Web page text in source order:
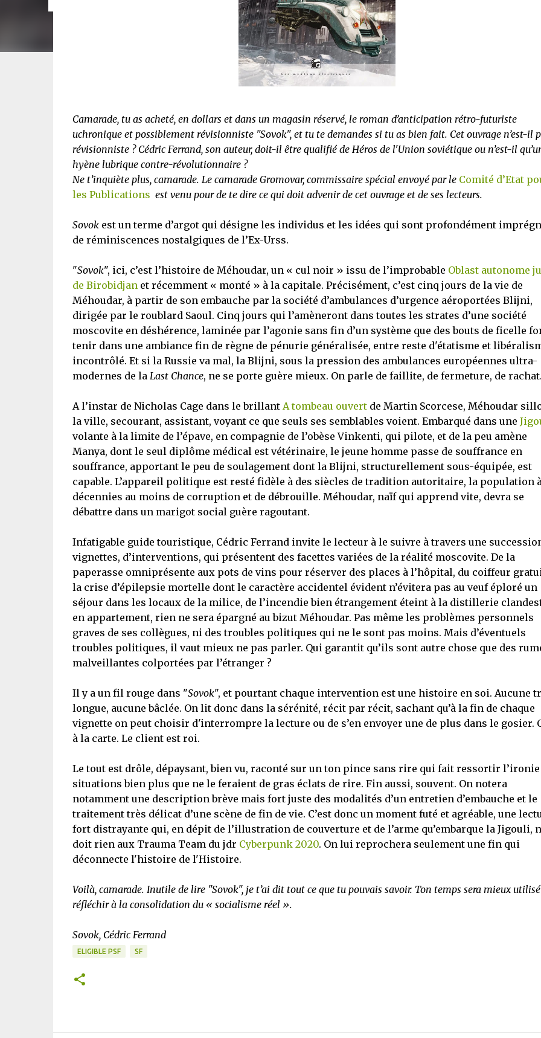
Camarade, tu as acheté, en dollars et dans un magasin réservé, le roman d’anticipation rétro-futuriste
uchronique et possiblement révisionniste "Sovok", et tu te demandes si tu as bien fait. Cet ouvrage n’est-il
révisionniste ? Cédric Ferrand, son auteur, doit-il être qualifié de Héros de l'Union soviétique ou n’est-il
hyène lubrique contre-révolutionnaire ?
Ne t’inquiète plus, camarade. Le camarade Gromovar, commissaire spécial envoyé par le Comité d’Etat
les Publications est venu pour de te dire ce qui doit advenir de cet ouvrage et de ses lecteurs.
Sovokest un terme d’argot qui désigne les individus et les idées qui sont profondément
de réminiscences nostalgiques de l’Ex-Urss.
"Sovok", ici, c’est l’histoire de Méhoudar, un « cul noir » issu de l’improbable Oblast autonome
de Birobidjanet récemment « monté » à la capitale. Précisément, c’est cinq jours de la vie de
Méhoudar, à partir de son embauche par la société d’ambulances d’urgence aéroportées Blijni,
dirigée par le roublard Saoul. Cinq jours qui l’amèneront dans toutes les strates d’une société
moscovite en déshérence, laminée par l’agonie sans fin d’un système que des bouts de ficelle
tenir dans une ambiance fin de règne de pénurie généralisée, entre reste d'étatisme et
incontrôlé. Et si la Russie va mal, la Blijni, sous la pression des ambulances européennes ultra-
modernes de la Last Chance, ne se porte guère mieux. On parle de faillite, de fermeture, de
A l’instar de Nicholas Cage dans le brillant A tombeau ouvertde Martin Scorcese, Méhoudar
la ville, secourant, assistant, voyant ce que seuls ses semblables voient. Embarqué dans une
volante à la limite de l’épave, en compagnie de l’obèse Vinkenti, qui pilote, et de la peu amène
Manya, dont le seul diplôme médical est vétérinaire, le jeune homme passe de souffrance en
souffrance, apportant le peu de soulagement dont la Blijni, structurellement sous-équipée, est
capable. L’appareil politique est resté fidèle à des siècles de tradition autoritaire, la population
décennies au moins de corruption et de débrouille. Méhoudar, naïf qui apprend vite, devra se
débattre dans un marigot social guère ragoutant.
Infatigable guide touristique, Cédric Ferrand invite le lecteur à le suivre à travers une
vignettes, d’interventions, qui présentent des facettes variées de la réalité moscovite. De la
paperasse omniprésente aux pots de vins pour réserver des places à l’hôpital, du coiffeur
la crise d’épilepsie mortelle dont le caractère accidentel évident n’évitera pas au veuf éploré un
séjour dans les locaux de la milice, de l’incendie bien étrangement éteint à la distillerie
en appartement, rien ne sera épargné au bizut Méhoudar. Pas même les problèmes personnels
graves de ses collègues, ni des troubles politiques qui ne le sont pas moins. Mais d’éventuels
troubles politiques, il vaut mieux ne pas parler. Qui garantit qu’ils sont autre chose que des
malveillantes colportées par l’étranger ?
Il y a un fil rouge dans "Sovok", et pourtant chaque intervention est une histoire en soi. Aucune
longue, aucune bâclée. On lit donc dans la sérénité, récit par récit, sachant qu’à la fin de chaque
vignette on peut choisir d'interrompre la lecture ou de s’en envoyer une de plus dans le gosier.
à la carte. Le client est roi.
Le tout est drôle, dépaysant, bien vu, raconté sur un ton pince sans rire qui fait ressortir l’ironie
situations bien plus que ne le feraient de gras éclats de rire. Fin aussi, souvent. On notera
notamment une description brève mais fort juste des modalités d’un entretien d’embauche et le
traitement très délicat d’une scène de fin de vie. C’est donc un moment futé et agréable, une
fort distrayante qui, en dépit de l’illustration de couverture et de l’arme qu’embarque la Jigouli,
doit rien aux Trauma Team du jdr Cyberpunk 2020. On lui reprochera seulement une fin qui
déconnecte l'histoire de l'Histoire.
Voilà, camarade. Inutile de lire "Sovok", je t’ai dit tout ce que tu pouvais savoir. Ton temps sera mieux
réfléchir à la consolidation du « socialisme réel ».
Sovok, Cédric Ferrand
ELIGIBLE PSF SF